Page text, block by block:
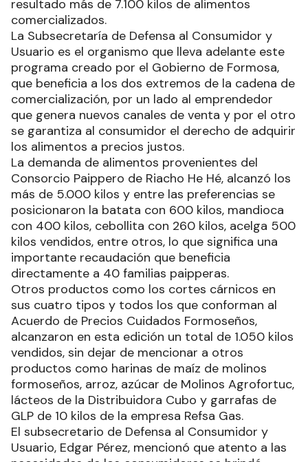
resultado más de 7.100 kilos de alimentos
comercializados.
La Subsecretaría de Defensa al Consumidor y
Usuario es el organismo que lleva adelante este
programa creado por el Gobierno de Formosa,
que beneficia a los dos extremos de la cadena de
comercialización, por un lado al emprendedor
que genera nuevos canales de venta y por el otro
se garantiza al consumidor el derecho de adquirir
los alimentos a precios justos.
La demanda de alimentos provenientes del
Consorcio Paippero de Riacho He Hé, alcanzó los
más de 5.000 kilos y entre las preferencias se
posicionaron la batata con 600 kilos, mandioca
con 400 kilos, cebollita con 260 kilos, acelga 500
kilos vendidos, entre otros, lo que significa una
importante recaudación que beneficia
directamente a 40 familias paipperas.
Otros productos como los cortes cárnicos en
sus cuatro tipos y todos los que conforman al
Acuerdo de Precios Cuidados Formoseños,
alcanzaron en esta edición un total de 1.050 kilos
vendidos, sin dejar de mencionar a otros
productos como harinas de maíz de molinos
formoseños, arroz, azúcar de Molinos Agrofortuc,
lácteos de la Distribuidora Cubo y garrafas de
GLP de 10 kilos de la empresa Refsa Gas.
El subsecretario de Defensa al Consumidor y
Usuario, Edgar Pérez, mencionó que atento a las